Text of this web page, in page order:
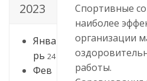
2023
Янва
рь 24
Фев
Спортивные
наиболее
организации
работы.